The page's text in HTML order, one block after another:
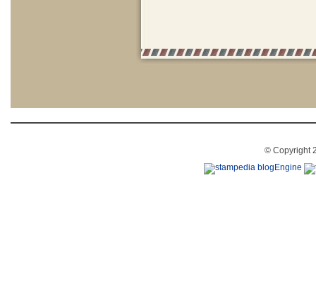
© Copyright